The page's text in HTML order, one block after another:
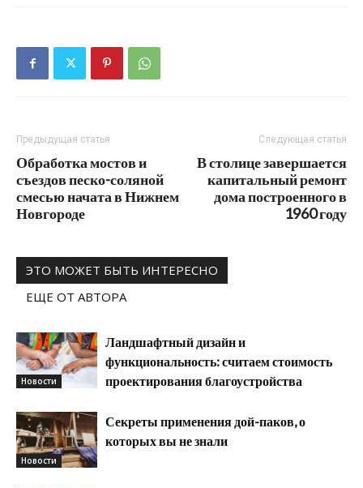
Предыдущая статья
Обработка мостов и
съездов песко-соляной
смесью начата в Нижнем
Новгороде
Следующая статья
В столице завершается
капитальный ремонт
дома построенного в
1960 году
ЭТО МОЖЕТ БЫТЬ ИНТЕРЕСНО
ЕЩЕ ОТ АВТОРА
Новости
Ландшафтный дизайн и
функциональность: считаем стоимость
проектирования благоустройства
Новости
Секреты применения дой-паков, о
которых вы не знали